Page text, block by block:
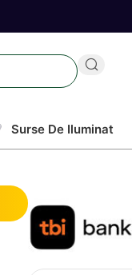
Surse De Iluminat